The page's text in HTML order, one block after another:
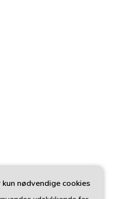
nødvendige cookies